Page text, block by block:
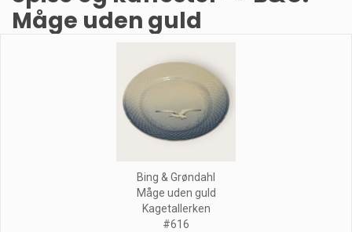
Måge uden guld
Bing & Grøndahl
Måge uden guld
Kagetallerken
#616